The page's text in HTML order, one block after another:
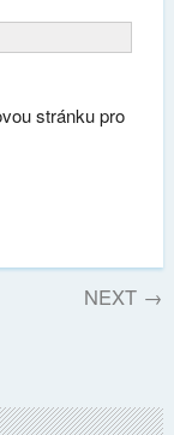
stránku pro
NEXT →